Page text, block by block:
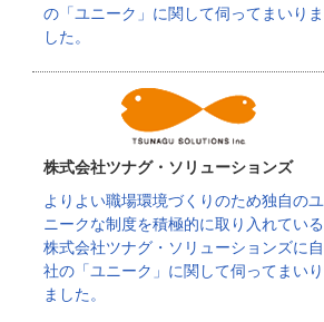
の「ユニーク」に関して伺ってまいりま
した。
株式会社ツナグ・ソリューションズ
よりよい職場環境づくりのため独自のユ
ニークな制度を積極的に取り入れている
株式会社ツナグ・ソリューションズに自
社の「ユニーク」に関して伺ってまいり
ました。